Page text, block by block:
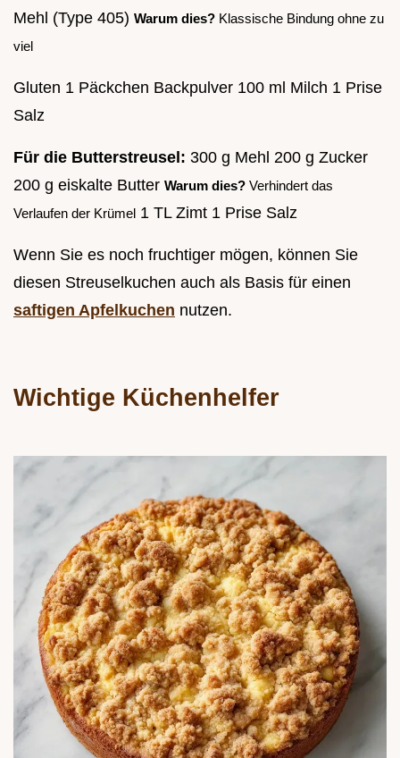
Mehl (Type 405) Warum dies? Klassische Bindung ohne zu
viel
Gluten 1 Päckchen Backpulver 100 ml Milch 1 Prise
Salz
Für die Butterstreusel: 300 g Mehl 200 g Zucker
200 g eiskalte Butter Warum dies? Verhindert das
Verlaufen der Krümel 1 TL Zimt 1 Prise Salz
Wenn Sie es noch fruchtiger mögen, können Sie
diesen Streuselkuchen auch als Basis für einen
saftigen Apfelkuchen nutzen.
Wichtige Küchenhelfer